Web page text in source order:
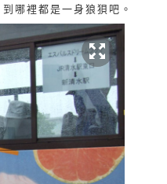
哪裡都是一身狼狽吧。